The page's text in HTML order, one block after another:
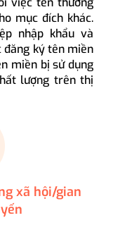
mục đích khác.
nhập khẩu và
đăng ký tên miền
miền bị sử dụng
lượng trên thị
xã hội/gian